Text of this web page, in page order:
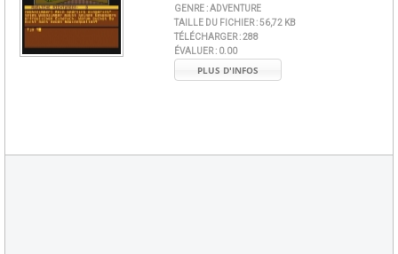
GENRE :ADVENTURE
TAILLE DU FICHIER :56,72 KB
TÉLÉCHARGER :288
ÉVALUER : 0.00
PLUS D'INFOS